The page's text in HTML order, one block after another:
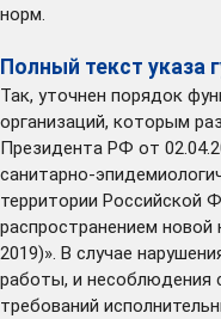
норм.
Полный текст указа
Так, уточнен порядок
организаций, которым
Президента РФ от
санитарно-
территории Российской
распространением новой
2019)». В случае
работы, и несоблюдения
требований